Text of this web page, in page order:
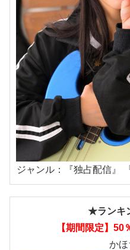
ジャンル：『独占配信』
★ランキ
【期間限定】50
かほ